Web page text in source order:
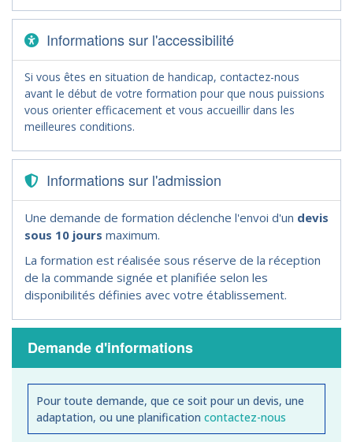
Informations sur l'accessibilité
Si vous êtes en situation de handicap, contactez-nous
avant le début de votre formation pour que nous puissions
vous orienter efficacement et vous accueillir dans les
meilleures conditions.
Informations sur l'admission
Une demande de formation déclenche l'envoi d'un devis
sous 10 jours maximum.
La formation est réalisée sous réserve de la réception
de la commande signée et planifiée selon les
disponibilités définies avec votre établissement.
Demande d'informations
Pour toute demande, que ce soit pour un devis, une
adaptation, ou une planification contactez-nous